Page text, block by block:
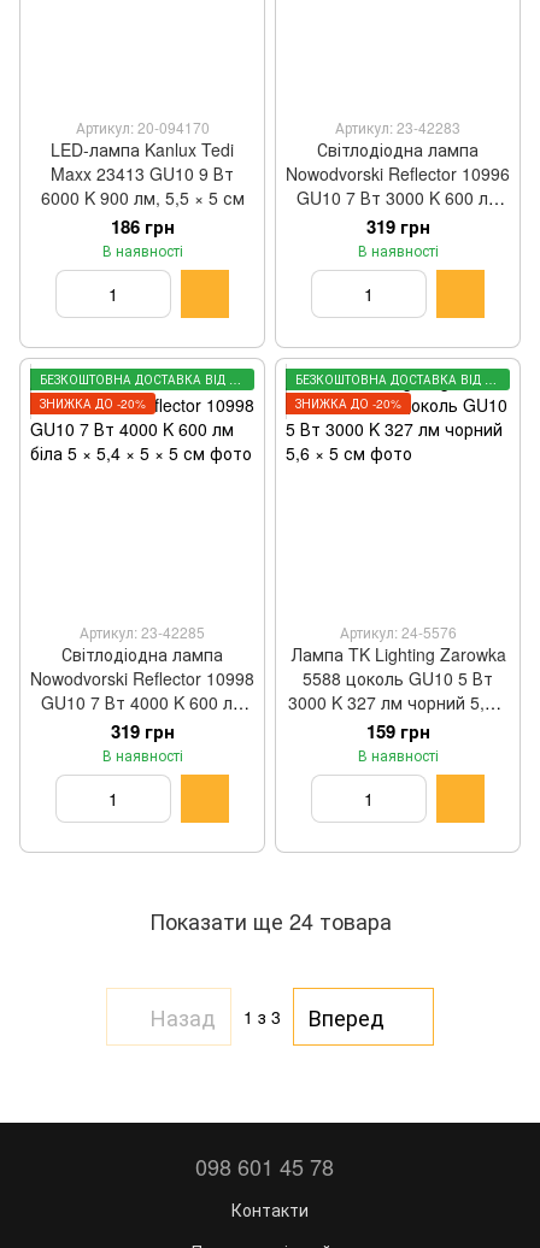
Артикул: 20-094170
LED-лампа Kanlux Tedi
Maxx 23413 GU10 9 Вт
6000 K 900 лм, 5,5 × 5 см
186 грн
В наявності
Артикул: 23-42283
Світлодіодна лампа
Nowodvorski Reflector 10996
GU10 7 Вт 3000 K 600 лм
біла 5 × 5,4 × 5 × 5 см
319 грн
В наявності
БЕЗКОШТОВНА ДОСТАВКА ВІД 3000 ГРН
ЗНИЖКА ДО -20%
Артикул: 23-42285
Світлодіодна лампа
Nowodvorski Reflector 10998
GU10 7 Вт 4000 K 600 лм
біла 5 × 5,4 × 5 × 5 см
319 грн
В наявності
БЕЗКОШТОВНА ДОСТАВКА ВІД 3000 ГРН
ЗНИЖКА ДО -20%
Артикул: 24-5576
Лампа TK Lighting Zarowka
5588 цоколь GU10 5 Вт
3000 K 327 лм чорний 5,6 ×
5 см
159 грн
В наявності
Показати ще 24 товара
Назад 1 з 3 Вперед
098 601 45 78
Контакти